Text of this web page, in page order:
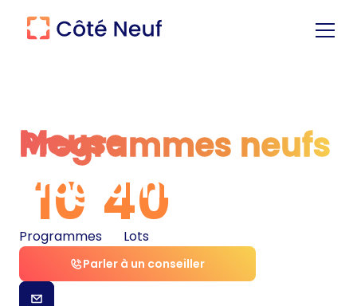
Programmes neufs
Programmes neufs
Meuse
10
Programmes40
Lots
Parler à un conseiller